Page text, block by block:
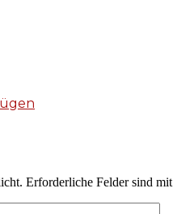
Erforderliche Felder sind mit